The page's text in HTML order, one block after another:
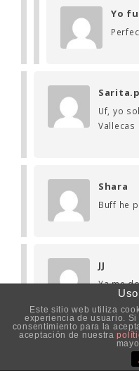
Yo
Uf, yo
Vallecas
Shara
Buff he
JJ
Ya me
capaz
bicicletas son para
mosqueteros (o la
Este sitio web utiliza
experiencia de usuario.
consentimiento para la
aceptación de nuestra